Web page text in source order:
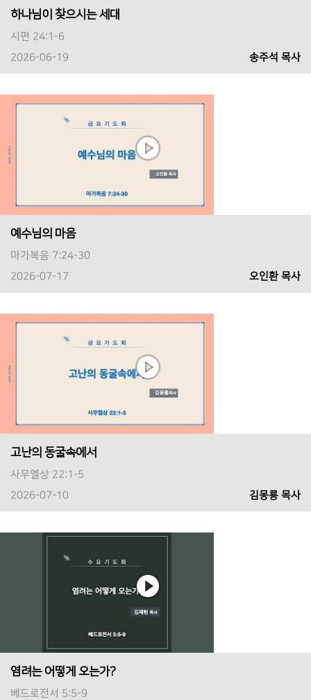
하나님이 찾으시는 세대
시편 24:1-6
2026-06-19
송주석 목사
예수님의 마음
마가복음 7:24-30
2026-07-17
오인환 목사
고난의 동굴속에서
사무엘상 22:1-5
2026-07-10
김몽룡 목사
염려는 어떻게 오는가?
베드로전서 5:5-9